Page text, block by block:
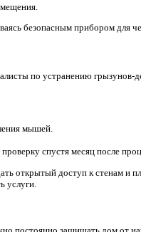
безопасным прибором для
по устранению грызунов-
мышей.
спустя месяц после
открытый доступ к стенам и
услуги.